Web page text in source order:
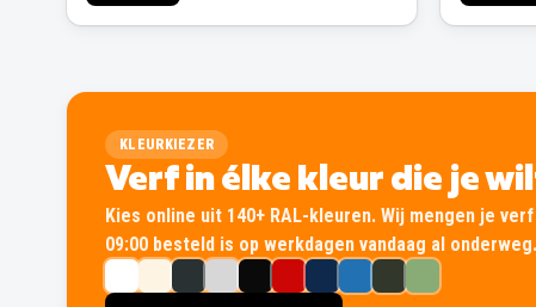
KLEURKIEZER
Verf in élke kleur die je
Kies online uit 140+ RAL-kleuren. Wij mengen je
09:00 besteld is op werkdagen vandaag al onderweg.